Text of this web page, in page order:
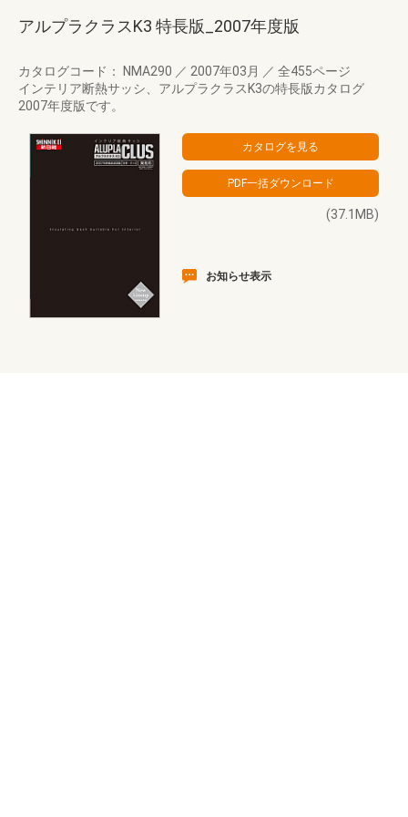
アルプラクラスK3 特長版_2007年度版
カタログコード： NMA290 ／ 2007年03月 ／ 全455ページ
インテリア断熱サッシ、アルプラクラスK3の特長版カタログ
2007年度版です。
(37.1MB)
お知らせ表示